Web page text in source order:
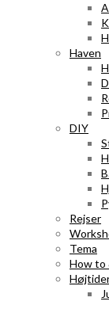
Haven
DIY
Rejser
Tema
How to